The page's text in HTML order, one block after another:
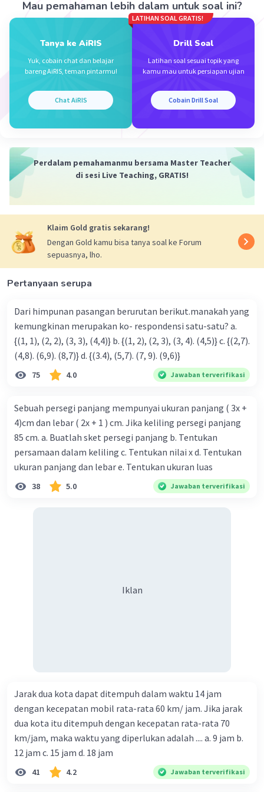
Beri Rating·0.0 (0) Balas
Vincent M
26 September 2023 11:20
(40 × 1) + (50 x 4) + (60 x 3) + (70 x 7) + (80 × x) + (90 × 4) =
70 × (19 + x)
40+ 200+ 180 + 490 + 80x + 360 = 1.330+ 70x
8x - 7x = 133 – 127
Mau pemahaman lebih dalam untuk soal ini?
Tanya ke AiRIS
Yuk, cobain chat dan belajar
bareng AiRIS, teman pintarmu!
Chat AiRIS
LATIHAN SOAL GRATIS!
Drill Soal
Latihan soal sesuai topik yang
kamu mau untuk persiapan ujian
Cobain Drill Soal
Perdalam pemahamanmu bersama Master Teacher
di sesi Live Teaching, GRATIS!
Klaim Gold gratis sekarang!
Dengan Gold kamu bisa tanya soal ke Forum
sepuasnya, lho.
Pertanyaan serupa
Dari himpunan pasangan berurutan berikut.manakah yang
kemungkinan merupakan ko- respondensi satu-satu? a.
{(1, 1), (2, 2), (3, 3), (4,4)} b. {(1, 2), (2, 3), (3, 4). (4,5)} c. {(2,7).
(4,8). (6,9). (8,7)} d. {(3.4), (5,7). (7, 9). (9,6)}
75 4.0 Jawaban terverifikasi
Sebuah persegi panjang mempunyai ukuran panjang ( 3x +
4)cm dan lebar ( 2x + 1 ) cm. Jika keliling persegi panjang
85 cm. a. Buatlah sket persegi panjang b. Tentukan
persamaan dalam keliling c. Tentukan nilai x d. Tentukan
ukuran panjang dan lebar e. Tentukan ukuran luas
38 5.0 Jawaban terverifikasi
Iklan
Jarak dua kota dapat ditempuh dalam waktu 14 jam
dengan kecepatan mobil rata-rata 60 km/ jam. Jika jarak
dua kota itu ditempuh dengan kecepatan rata-rata 70
km/jam, maka waktu yang diperlukan adalah .... a. 9 jam b.
12 jam c. 15 jam d. 18 jam
41 4.2 Jawaban terverifikasi